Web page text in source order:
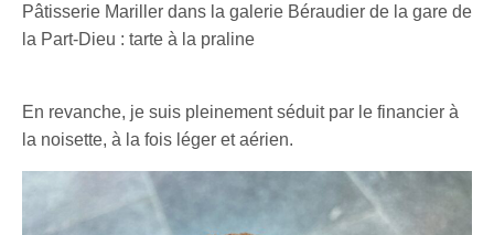
Pâtisserie Mariller dans la galerie Béraudier de la gare de
la Part-Dieu : tarte à la praline
En revanche, je suis pleinement séduit par le financier à
la noisette, à la fois léger et aérien.